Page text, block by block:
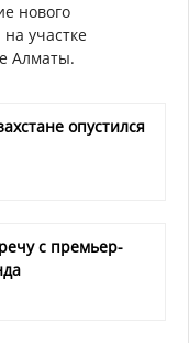
нового
участке
Алматы.
опустился
с премьер-